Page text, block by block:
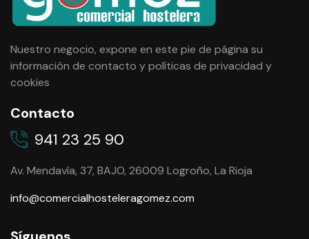
Nuestro negocio, expone en este pie de página su
información de contacto ypolíticas de privacidad y
cookies
Contacto
941 23 25 90
Av. Mendavía, 37, BAJO, 26009 Logroño, La Rioja
info@comercialhosteleragomez.com